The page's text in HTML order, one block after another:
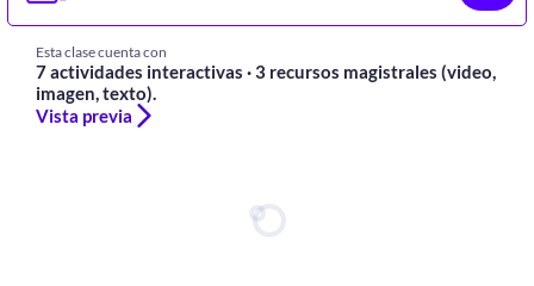
Esta clase cuenta con
7 actividades interactivas ·3 recursos magistrales (video,
imagen, texto).
Vista previa